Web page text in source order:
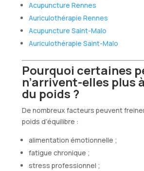
Acupuncture Rennes
Auriculothérapie Rennes
Acupuncture Saint-Malo
Auriculothérapie Saint-Malo
Pourquoi certaines
n’arrivent-elles plus
du poids ?
De nombreux facteurs peuvent
poids d’équilibre :
alimentation émotionnelle ;
fatigue chronique ;
stress professionnel ;